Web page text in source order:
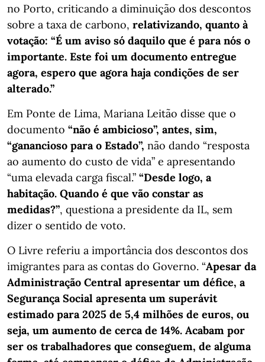
no Porto, criticando a diminuição dos descontos
sobre a taxa de carbono, relativizando, quanto à
votação: “É um aviso só daquilo que é para nós o
importante. Este foi um documento entregue
agora, espero que agora haja condições de ser
alterado.”
Em Ponte de Lima, Mariana Leitão disse que o
documento “não é ambicioso”, antes, sim,
“ganancioso para o Estado”, não dando “resposta
ao aumento do custo de vida” e apresentando
“uma elevada carga fiscal.” “Desde logo, a
habitação. Quando é que vão constar as
medidas?”, questiona a presidente da IL, sem
dizer o sentido de voto.
O Livre referiu a importância dos descontos dos
imigrantes para as contas do Governo. “Apesar da
Administração Central apresentar um défice, a
Segurança Social apresenta um superávit
estimado para 2025 de 5,4 milhões de euros, ou
seja, um aumento de cerca de 14%. Acabam por
ser os trabalhadores que conseguem, de alguma